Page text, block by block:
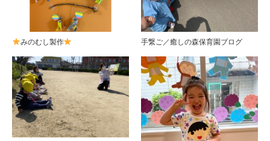
みのむし製作 手繋ご／癒しの森保育園ブログ